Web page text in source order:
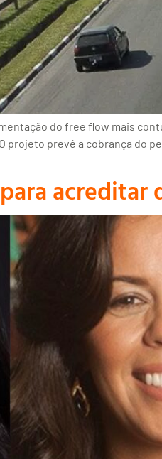
do free flow mais
projeto prevê a cobrança
acreditar